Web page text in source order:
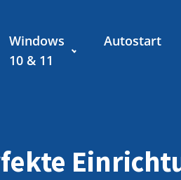
Windows
10 & 11
Autostart